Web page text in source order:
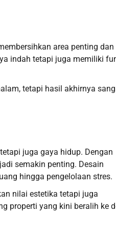
area penting dan
indah tetapi juga memiliki
tetapi hasil akhirnya
juga gaya hidup. Dengan
semakin penting. Desain
hingga pengelolaan stres.
nilai estetika tetapi juga
properti yang kini beralih ke